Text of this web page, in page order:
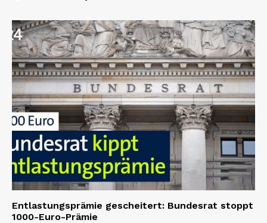
Entlastungsprämie gescheitert: Bundesrat stoppt
1000-Euro-Prämie